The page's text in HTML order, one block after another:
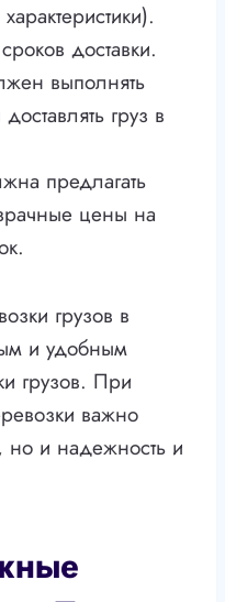
доставки.
выполнять
груз в
предлагать
цены на
грузов в
и удобным
грузов. При
важно
но и надежность и